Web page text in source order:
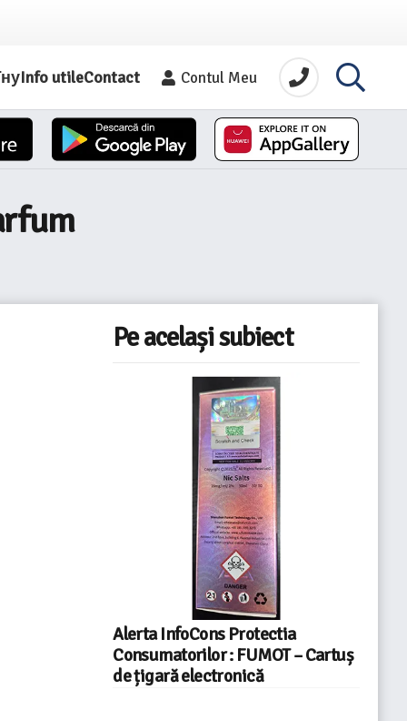
Info utileContact Contul Meu
Pe același subiect
Alerta InfoCons Protectia
Consumatorilor : FUMOT – Cartuș
de țigară electronică